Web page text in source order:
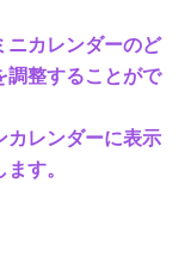
ニカレンダーのど
調整することがで
カレンダーに表示
す。